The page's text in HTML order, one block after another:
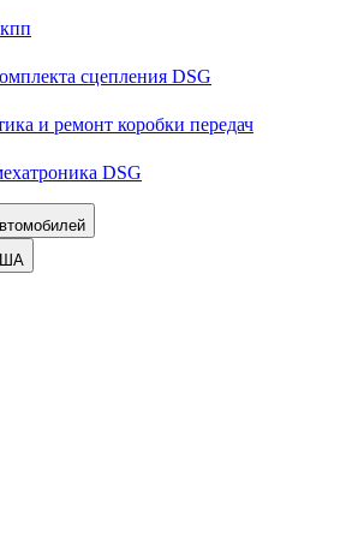
сцепления DSG
и ремонт коробки передач
DSG